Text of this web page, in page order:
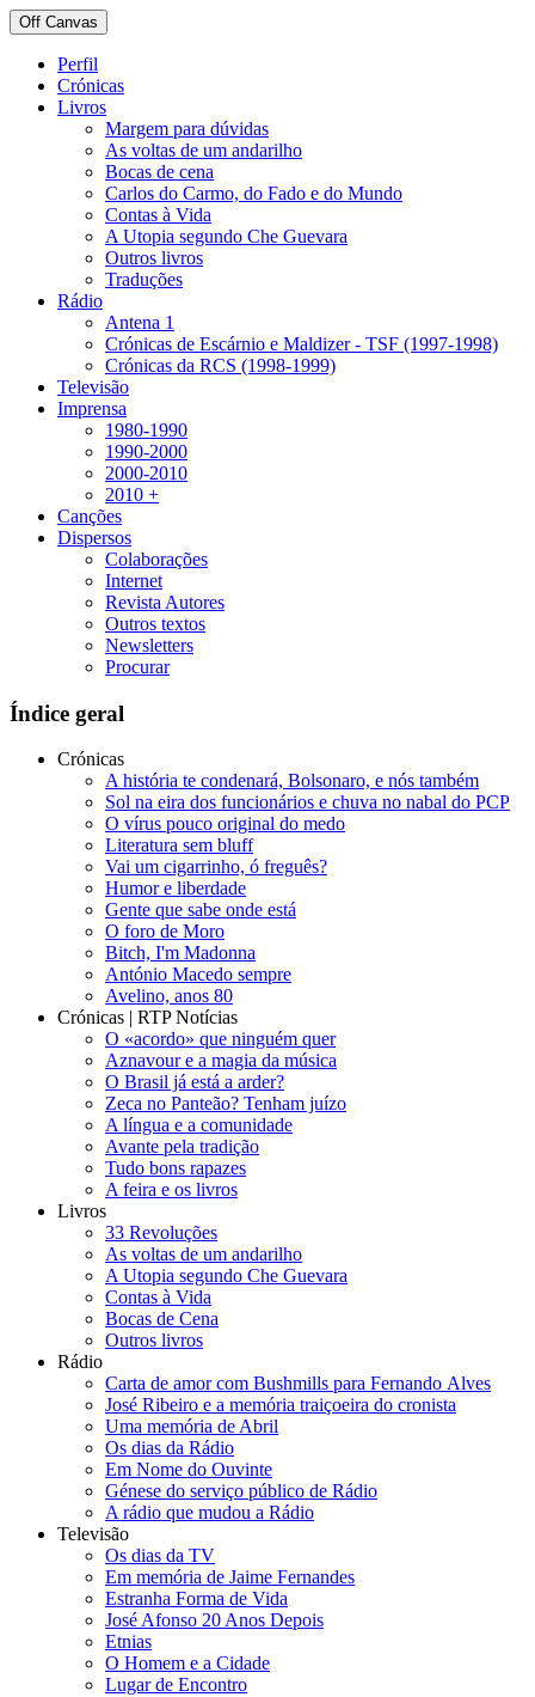
Off Canvas
Perfil
Crónicas
Livros
Margem para dúvidas
As voltas de um andarilho
Bocas de cena
Carlos do Carmo, do Fado e do Mundo
Contas à Vida
A Utopia segundo Che Guevara
Outros livros
Traduções
Rádio
Antena 1
Crónicas de Escárnio e Maldizer - TSF (1997-1998)
Crónicas da RCS (1998-1999)
Televisão
Imprensa
1980-1990
1990-2000
2000-2010
2010 +
Canções
Dispersos
Colaborações
Internet
Revista Autores
Outros textos
Newsletters
Procurar
Índice geral
Crónicas
A história te condenará, Bolsonaro, e nós também
Sol na eira dos funcionários e chuva no nabal do PCP
O vírus pouco original do medo
Literatura sem bluff
Vai um cigarrinho, ó freguês?
Humor e liberdade
Gente que sabe onde está
O foro de Moro
Bitch, I'm Madonna
António Macedo sempre
Avelino, anos 80
Crónicas | RTP Notícias
O «acordo» que ninguém quer
Aznavour e a magia da música
O Brasil já está a arder?
Zeca no Panteão? Tenham juízo
A língua e a comunidade
Avante pela tradição
Tudo bons rapazes
A feira e os livros
Livros
33 Revoluções
As voltas de um andarilho
A Utopia segundo Che Guevara
Contas à Vida
Bocas de Cena
Outros livros
Rádio
Carta de amor com Bushmills para Fernando Alves
José Ribeiro e a memória traiçoeira do cronista
Uma memória de Abril
Os dias da Rádio
Em Nome do Ouvinte
Génese do serviço público de Rádio
A rádio que mudou a Rádio
Televisão
Os dias da TV
Em memória de Jaime Fernandes
Estranha Forma de Vida
José Afonso 20 Anos Depois
Etnias
O Homem e a Cidade
Lugar de Encontro